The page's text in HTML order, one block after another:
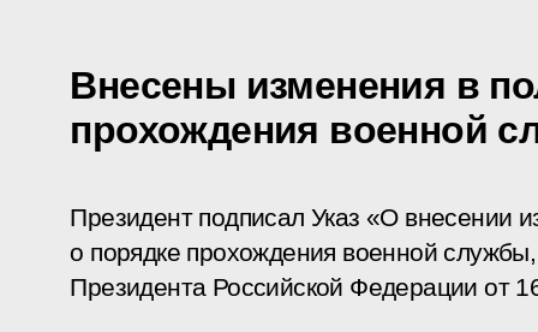
Внесены изменения в
прохождения военной
Президент подписал Указ «О внесении
о порядке прохождения военной
Президента Российской Федерации от